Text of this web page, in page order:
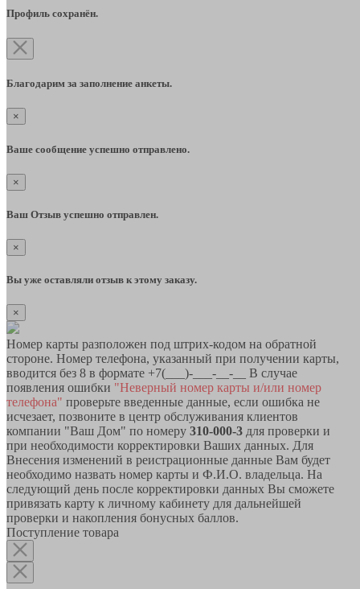
Профиль сохранён.
Благодарим за заполнение анкеты.
×
Ваше сообщение успешно отправлено.
×
Ваш Отзыв успешно отправлен.
×
Вы уже оставляли отзыв к этому заказу.
×
Номер карты разположен под штрих-кодом на обратной
стороне. Номер телефона, указанный при получении карты,
вводится без 8 в формате +7(___)-___-__-__ В случае
появления ошибки "Неверный номер карты и/или номер
телефона" проверьте введенные данные, если ошибка не
исчезает, позвоните в центр обслуживания клиентов
компании "Ваш Дом" по номеру 310-000-3 для проверки и
при необходимости корректировки Ваших данных. Для
Внесения изменений в реистрационные данные Вам будет
необходимо назвать номер карты и Ф.И.О. владельца. На
следующий день после корректировки данных Вы сможете
привязать карту к личному кабинету для дальнейшей
проверки и накопления бонусных баллов.
Поступление товара